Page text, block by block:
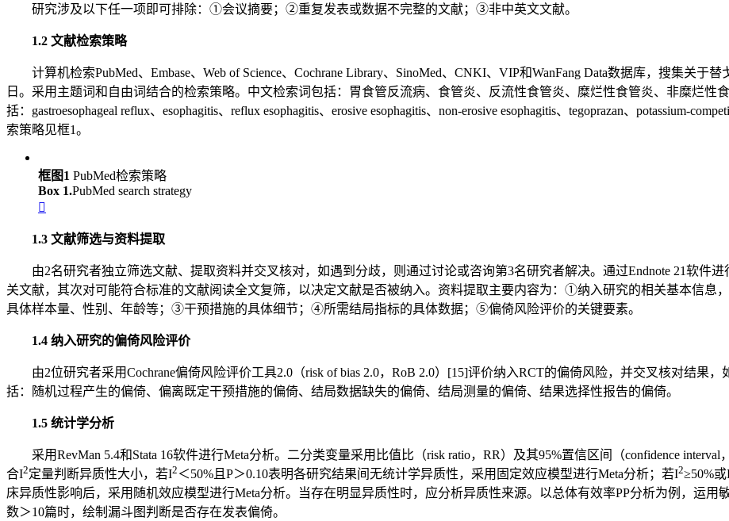
研究涉及以下任一项即可排除：①会议摘要；②重复发表或数据不完整的文献；③非中英文文献。
1.2 文献检索策略
计算机检索PubMed、Embase、Web of Science、Cochrane Library、SinoMed、CNKI、VIP和WanFang Data数据库，搜集关于
日。采用主题词和自由词结合的检索策略。中文检索词包括：胃食管反流病、食管炎、反流性食管炎、糜烂性食管炎、非糜烂性
括：gastroesophageal reflux、esophagitis、reflux esophagitis、erosive esophagitis、non-erosive esophagitis、tegoprazan、potassium-
索策略见框1。
框图1 PubMed检索策略
Box 1.PubMed search strategy

1.3 文献筛选与资料提取
由2名研究者独立筛选文献、提取资料并交叉核对，如遇到分歧，则通过讨论或咨询第3名研究者解决。通过Endnote 21软件
关文献，其次对可能符合标准的文献阅读全文复筛，以决定文献是否被纳入。资料提取主要内容为：①纳入研究的相关基本信息
具体样本量、性别、年龄等；③干预措施的具体细节；④所需结局指标的具体数据；⑤偏倚风险评价的关键要素。
1.4 纳入研究的偏倚风险评价
由2位研究者采用Cochrane偏倚风险评价工具2.0（risk of bias 2.0，RoB 2.0）[15]评价纳入RCT的偏倚风险，并交叉核对结果
括：随机过程产生的偏倚、偏离既定干预措施的偏倚、结局数据缺失的偏倚、结局测量的偏倚、结果选择性报告的偏倚。
1.5 统计学分析
采用RevMan 5.4和Stata 16软件进行Meta分析。二分类变量采用比值比（risk ratio，RR）及其95%置信区间（confidence
合I2定量判断异质性大小，若I2 ＜50%且P＞0.10表明各研究结果间无统计学异质性，采用固定效应模型进行Meta分析；若I2≥50%
床异质性影响后，采用随机效应模型进行Meta分析。当存在明显异质性时，应分析异质性来源。以总体有效率PP分析为例，运
数＞10篇时，绘制漏斗图判断是否存在发表偏倚。